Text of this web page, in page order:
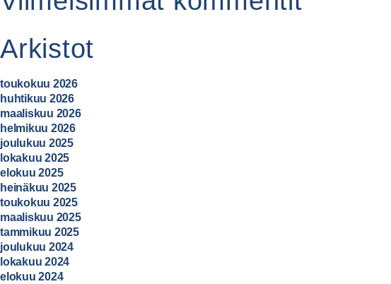
Arkistot
toukokuu 2026
huhtikuu 2026
maaliskuu 2026
helmikuu 2026
joulukuu 2025
lokakuu 2025
elokuu 2025
heinäkuu 2025
toukokuu 2025
maaliskuu 2025
tammikuu 2025
joulukuu 2024
lokakuu 2024
elokuu 2024